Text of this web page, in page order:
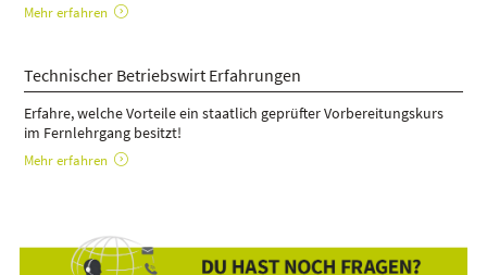
Mehr erfahren
Technischer Betriebswirt Erfahrungen
Erfahre, welche Vorteile ein staatlich geprüfter Vorbereitungskurs
im Fernlehrgang besitzt!
Mehr erfahren